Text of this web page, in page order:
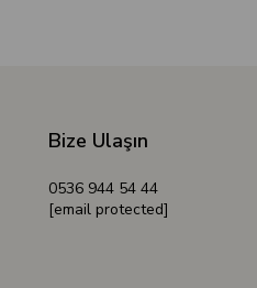
Bize Ulaşın
0536 944 54 44
[email protected]